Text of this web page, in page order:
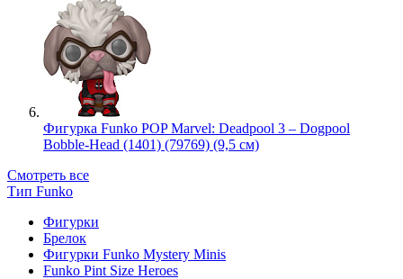
Фигурка Funko POP Marvel: Deadpool 3 – Dogpool
Bobble-Head (1401) (79769) (9,5 см)
Смотреть все
Тип Funko
Фигурки
Брелок
Фигурки Funko Mystery Minis
Funko Pint Size Heroes